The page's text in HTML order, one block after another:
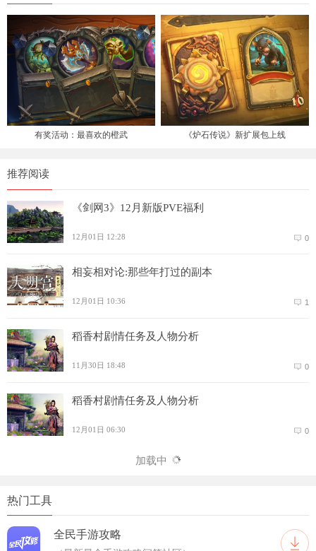
有奖活动：最喜欢的橙武 《炉石传说》新扩展包上线
推荐阅读
《剑网3》12月新版PVE福利
12月01日 12:28 0
相妄相对论:那些年打过的副本
12月01日 10:36 1
稻香村剧情任务及人物分析
11月30日 18:48 0
稻香村剧情任务及人物分析
12月01日 06:30 0
加载中
热门工具
全民手游攻略